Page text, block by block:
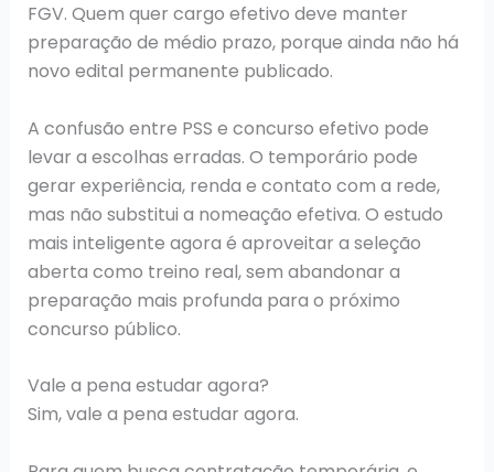
FGV. Quem quer cargo efetivo deve manter
preparação de médio prazo, porque ainda não há
novo edital permanente publicado.
A confusão entre PSS e concurso efetivo pode
levar a escolhas erradas. O temporário pode
gerar experiência, renda e contato com a rede,
mas não substitui a nomeação efetiva. O estudo
mais inteligente agora é aproveitar a seleção
aberta como treino real, sem abandonar a
preparação mais profunda para o próximo
concurso público.
Vale a pena estudar agora?
Sim, vale a pena estudar agora.